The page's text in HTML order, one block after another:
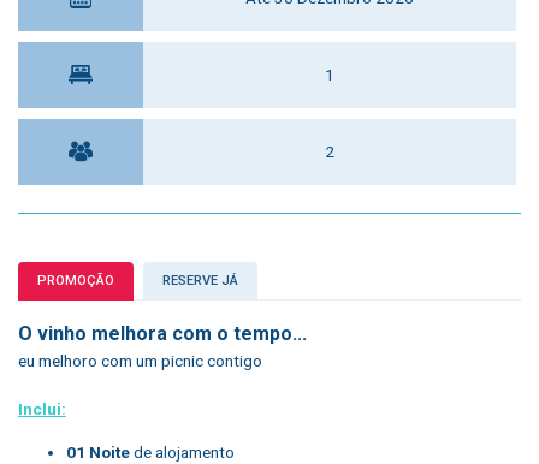
1
2
PROMOÇÃO RESERVE JÁ
O vinho melhora com o tempo...
eu melhoro com um picnic contigo
Inclui:
01 Noitede alojamento